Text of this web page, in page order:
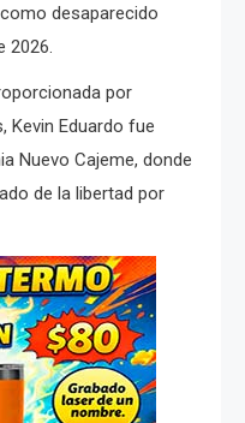
desaparecido
2026.
por
Kevin Eduardo fue
Nuevo Cajeme, donde
de la libertad por